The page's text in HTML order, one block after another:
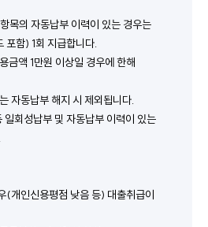
목의 자동납부 이력이 있는 경우는
포함) 1회 지급합니다.
금액 1만원 이상일 경우에 한해
자동납부 해지 시 제외됩니다.
일회성납부 및 자동납부 이력이 있는
(개인신용평점 낮음 등) 대출취급이